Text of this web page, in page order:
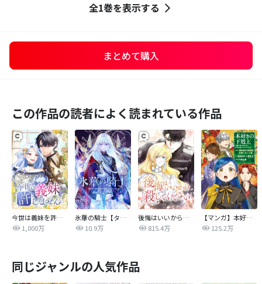
全1巻を表示する
まとめて購入
この作品の読者によく読まれている作品
今世は義妹を許しません
1,000万
氷華の騎士【タテヨミ】
10.9万
後悔はいいから殺してください
815.4万
【マンガ】本好きの下剋上 第四部
125.2万
同じジャンルの人気作品